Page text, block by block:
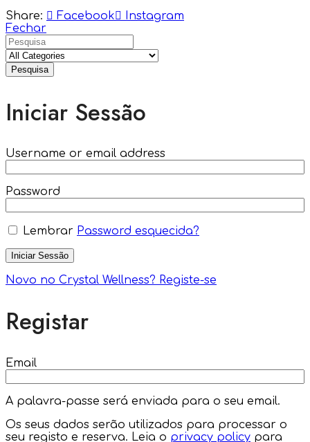
Share:
Facebook
Instagram
Fechar
Pesquisa
Iniciar Sessão
Username or email address
Password
Lembrar Password esquecida?
Iniciar Sessão
Novo no Crystal Wellness? Registe-se
Registar
Email
A palavra-passe será enviada para o seu email.
Os seus dados serão utilizados para processar o
seu registo e reserva. Leia o privacy policy para